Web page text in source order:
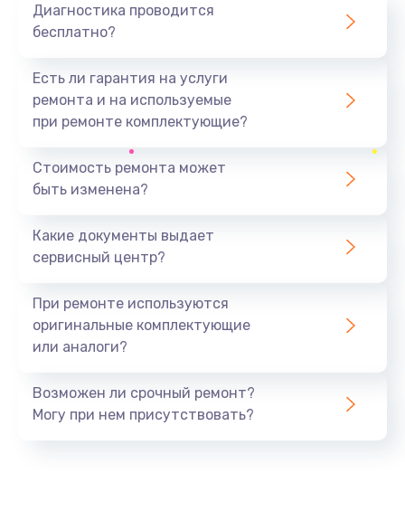
от 990 руб.
от 1795 руб.
Замена USB порта
Заказать
Ремонт разъема питания
от 1120 руб.
Диагностика проводится
бесплатно?
Есть ли гарантия на услуги
ремонта и на используемые
при ремонте комплектующие?
Стоимость ремонта может
быть изменена?
Какие документы выдает
сервисный центр?
При ремонте используются
оригинальные комплектующие
или аналоги?
Возможен ли срочный ремонт?
Могу при нем присутствовать?